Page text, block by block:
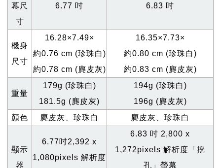
幕尺
寸
6.77 吋 6.83 吋
機身
尺寸
16.28×7.49×
約0.76 cm (珍珠白)
約0.78 cm (麂皮灰)
16.35×7.73×
約0.80 cm (珍珠白)
約0.83 cm (麂皮灰)
重量
179g (珍珠白)
181.5g (麂皮灰)
194g (珍珠白)
196g (麂皮灰)
顏色
麂皮灰、珍珠白 麂皮灰、珍珠白
顯示
器
6.77吋2,392 x
1,080pixels 解析度
6.83 吋 2,800 x
1,272pixels 解析度「挖
孔」螢幕